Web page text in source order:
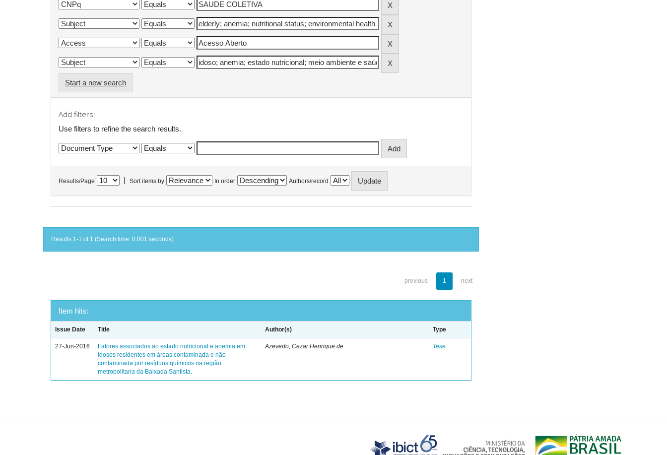
Start a new search
Add filters:
Use filters to refine the search results.
Results/Page Sort items by In order Authors/record
Results 1-1 of 1 (Search time: 0.001 seconds).
previous 1 next
Item hits:
Issue Date Title Author(s) Type
27-Jun-2016
Fatores associados ao estado nutricional e anemia em
idosos residentes em áreas contaminada e não
contaminada por resíduos químicos na região
metropolitana da Baixada Santista.
Azevedo, Cezar Henrique de Tese